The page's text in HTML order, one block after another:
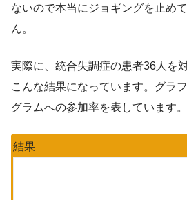
ないので本当にジョギングを止め
ん。
実際に、統合失調症の患者36人を
こんな結果になっています。グラ
グラムへの参加率を表しています。
結果